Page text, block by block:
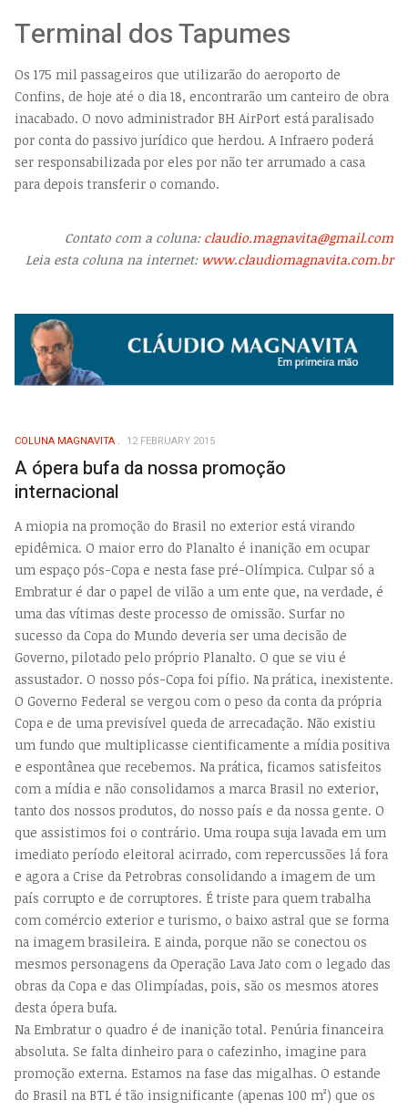
Terminal dos Tapumes
Os 175 mil passageiros que utilizarão do aeroporto de
Confins, de hoje até o dia 18, encontrarão um canteiro de obra
inacabado. O novo administrador BH AirPort está paralisado
por conta do passivo jurídico que herdou. A Infraero poderá
ser responsabilizada por eles por não ter arrumado a casa
para depois transferir o comando.
Contato com a coluna: claudio.magnavita@gmail.com
Leia esta coluna na internet: www.claudiomagnavita.com.br
COLUNA MAGNAVITA 12 FEBRUARY 2015
A ópera bufa da nossa promoção
internacional
A miopia na promoção do Brasil no exterior está virando
epidêmica. O maior erro do Planalto é inanição em ocupar
um espaço pós-Copa e nesta fase pré-Olímpica. Culpar só a
Embratur é dar o papel de vilão a um ente que, na verdade, é
uma das vítimas deste processo de omissão. Surfar no
sucesso da Copa do Mundo deveria ser uma decisão de
Governo, pilotado pelo próprio Planalto. O que se viu é
assustador. O nosso pós-Copa foi pífio. Na prática, inexistente.
O Governo Federal se vergou com o peso da conta da própria
Copa e de uma previsível queda de arrecadação. Não existiu
um fundo que multiplicasse cientificamente a mídia positiva
e espontânea que recebemos. Na prática, ficamos satisfeitos
com a mídia e não consolidamos a marca Brasil no exterior,
tanto dos nossos produtos, do nosso país e da nossa gente. O
que assistimos foi o contrário. Uma roupa suja lavada em um
imediato período eleitoral acirrado, com repercussões lá fora
e agora a Crise da Petrobras consolidando a imagem de um
país corrupto e de corruptores. É triste para quem trabalha
com comércio exterior e turismo, o baixo astral que se forma
na imagem brasileira. E ainda, porque não se conectou os
mesmos personagens da Operação Lava Jato com o legado das
obras da Copa e das Olimpíadas, pois, são os mesmos atores
desta ópera bufa.
Na Embratur o quadro é de inanição total. Penúria financeira
absoluta. Se falta dinheiro para o cafezinho, imagine para
promoção externa. Estamos na fase das migalhas. O estande
do Brasil na BTL é tão insignificante (apenas 100 m²) que os